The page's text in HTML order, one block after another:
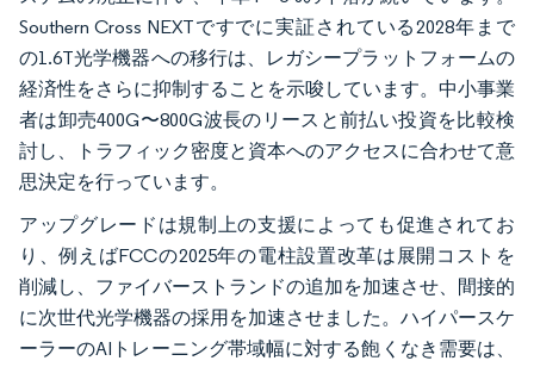
Southern Cross NEXTですでに実証されている2028年まで
の1.6T光学機器への移行は、レガシープラットフォームの
経済性をさらに抑制することを示唆しています。中小事業
者は卸売400G〜800G波長のリースと前払い投資を比較検
討し、トラフィック密度と資本へのアクセスに合わせて意
思決定を行っています。
アップグレードは規制上の支援によっても促進されてお
り、例えばFCCの2025年の電柱設置改革は展開コストを
削減し、ファイバーストランドの追加を加速させ、間接的
に次世代光学機器の採用を加速させました。ハイパースケ
ーラーのAIトレーニング帯域幅に対する飽くなき需要は、